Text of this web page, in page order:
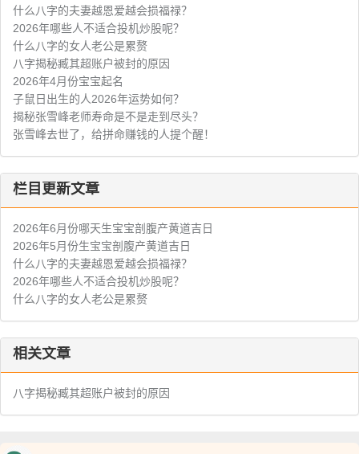
什么八字的夫妻越恩爱越会损福禄？
2026年哪些人不适合投机炒股呢？
什么八字的女人老公是累赘
八字揭秘臧其超账户被封的原因
2026年4月份宝宝起名
子鼠日出生的人2026年运势如何？
揭秘张雪峰老师寿命是不是走到尽头？
张雪峰去世了，给拼命赚钱的人提个醒！
栏目更新文章
2026年6月份哪天生宝宝剖腹产黄道吉日
2026年5月份生宝宝剖腹产黄道吉日
什么八字的夫妻越恩爱越会损福禄？
2026年哪些人不适合投机炒股呢？
什么八字的女人老公是累赘
相关文章
八字揭秘臧其超账户被封的原因